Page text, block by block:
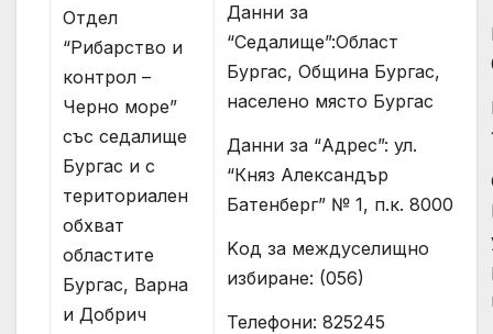
Отдел
“Рибарство и
контрол –
Черно море”
със седалище
Бургас и с
териториален
обхват
областите
Бургас, Варна
и Добрич
Данни за
“Седалище”:Област
Бургас, Община Бургас,
населено място Бургас
Данни за “Адрес”: ул.
“Княз Александър
Батенберг” № 1, п.к. 8000
Kод за междуселищно
избиране: (056)
Телефони: 825245